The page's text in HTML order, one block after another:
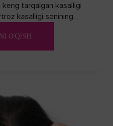
tarqalgan kasalligi
kasalligi sonining
O'QISH